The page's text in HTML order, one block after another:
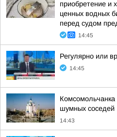
приобретение и
ценных водных
перед судом
14:45
Регулярно или
14:45
шумных соседей
14:43